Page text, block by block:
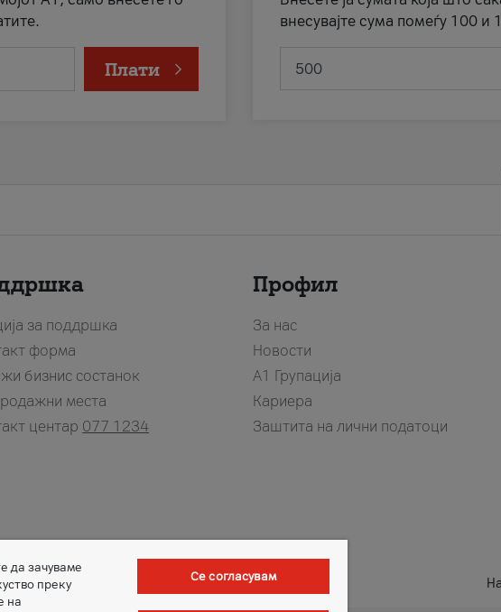
Плати
внесувајте сума помеѓу 100 и
за поддршка
форма
бизнис состанок
места
центар 077 1234
Профил
За нас
Новости
А1 Групација
Кариера
Заштита на лични податоци
да зачуваме
преку
на
Се согласувам